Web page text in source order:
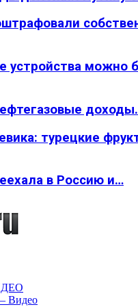
устройства можно
турецкие
в Россию и…
Видео